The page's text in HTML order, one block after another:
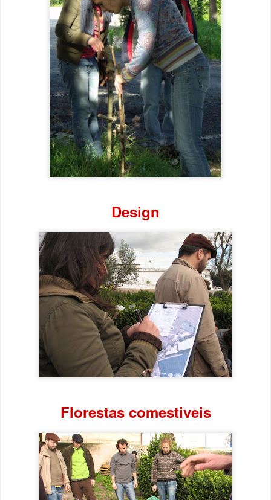
Design
Florestas comestiveis